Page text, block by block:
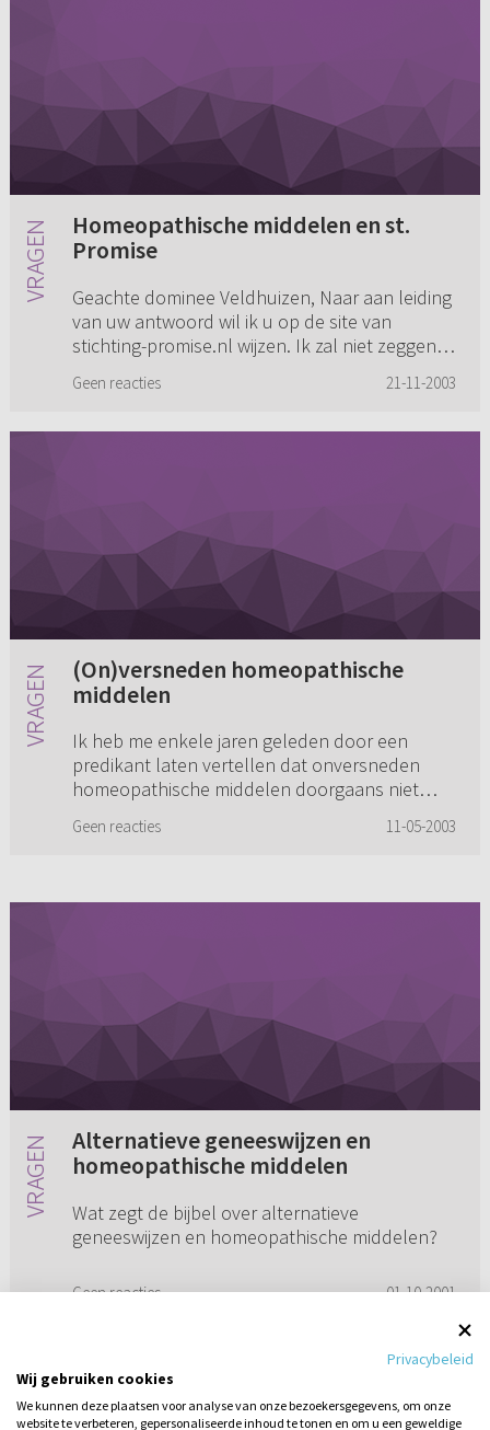
Homeopathische middelen en st.
Promise
Geachte dominee Veldhuizen, Naar aan leiding
van uw antwoord wil ik u op de site van
stichting-promise.nl wijzen. Ik zal niet zeggen
terughoudendheid...
Geen reacties 21-11-2003
(On)versneden homeopathische
middelen
Ik heb me enkele jaren geleden door een
predikant laten vertellen dat onversneden
homeopathische middelen doorgaans niet
omdat er dan boze geesten in het mid...
Geen reacties 11-05-2003
Alternatieve geneeswijzen en
homeopathische middelen
Wat zegt de bijbel over alternatieve
geneeswijzen en homeopathische middelen?
Geen reacties 01-10-2001
Privacybeleid
Wij gebruiken cookies
We kunnen deze plaatsen voor analyse van onze bezoekersgegevens, om onze
website te verbeteren, gepersonaliseerde inhoud te tonen en om u een geweldige